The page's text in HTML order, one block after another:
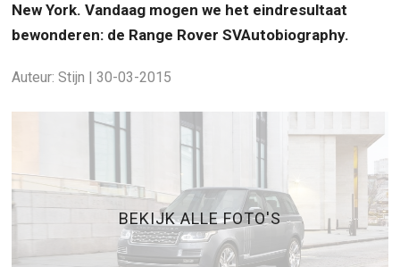
New York. Vandaag mogen we het eindresultaat
bewonderen: de Range Rover SVAutobiography.
Auteur: Stijn | 30-03-2015
BEKIJK ALLE FOTO'S